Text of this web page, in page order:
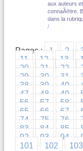
aux auteurs
connaÃ®tre.
dans la
/
Pages : 1 2
11
12 13
20
21 22
29
30 31
38
39 40
47
48 49
56
57 58
65
66 67
74
75 76
83
84 85
92
93 94
101
102 103